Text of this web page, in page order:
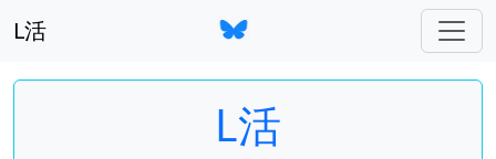
L活
L活